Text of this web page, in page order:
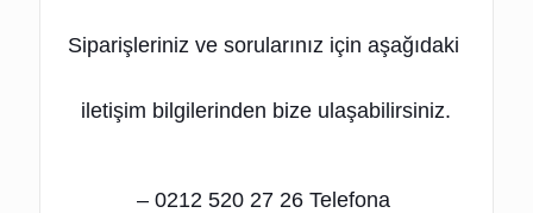
Siparişleriniz ve sorularınız için aşağıdaki
iletişim bilgilerinden bize ulaşabilirsiniz.
– 0212 520 27 26 Telefona